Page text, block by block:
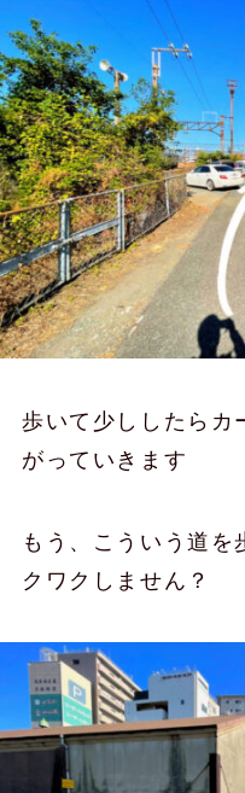
歩いて少ししたらカ
がっていきます
もう、こういう道を
クワクしません？